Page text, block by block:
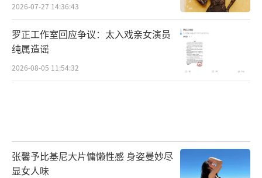
2026-07-27 14:36:43
罗正工作室回应争议：太入戏亲女演员
纯属造谣
2026-08-05 11:54:32
张馨予比基尼大片慵懒性感 身姿曼妙尽
显女人味